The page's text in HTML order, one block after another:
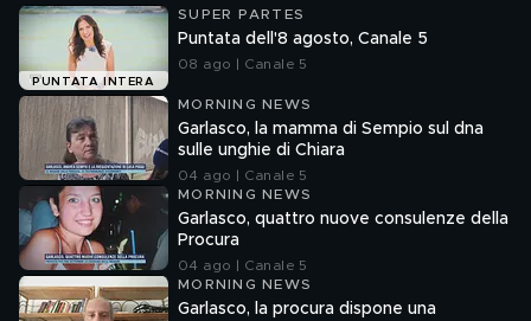
PUNTATA INTERA
SUPER PARTES
Puntata dell'8 agosto, Canale 5
08 ago | Canale 5
MORNING NEWS
Garlasco, la mamma di Sempio sul dna
sulle unghie di Chiara
04 ago | Canale 5
MORNING NEWS
Garlasco, quattro nuove consulenze della
Procura
04 ago | Canale 5
MORNING NEWS
Garlasco, la procura dispone una